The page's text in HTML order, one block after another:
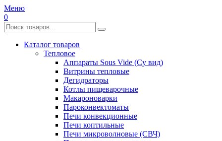
Меню
0
Каталог товаров
Тепловое
Аппараты Sous Vide (Су вид)
Витрины тепловые
Дегидраторы
Котлы пищеварочные
Макароноварки
Пароконвектоматы
Печи конвекционные
Печи коптильные
Печи микроволновые (СВЧ)